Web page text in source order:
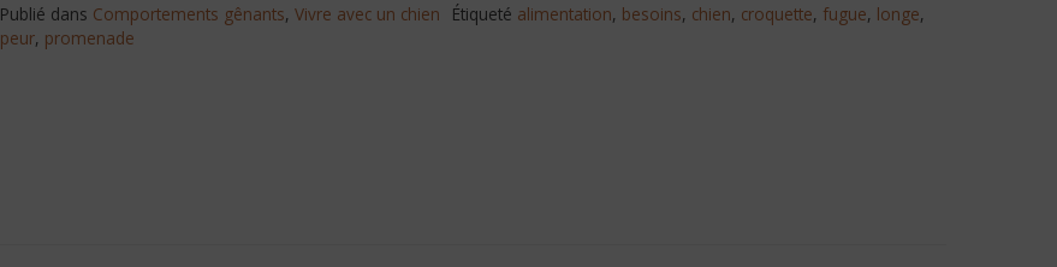
Publié dans Comportements gênants, Vivre avec un chien Étiqueté alimentation, besoins, chien, croquette, fugue, longe,
peur, promenade